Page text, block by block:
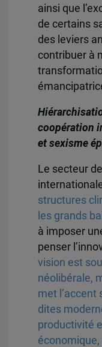
ainsi que
de certains
des leviers
contribuer à
coopération
et sexisme
Le secteur
structures
les grands
à imposer
penser
vision est
néolibérale,
met l’accent
dites
productivité